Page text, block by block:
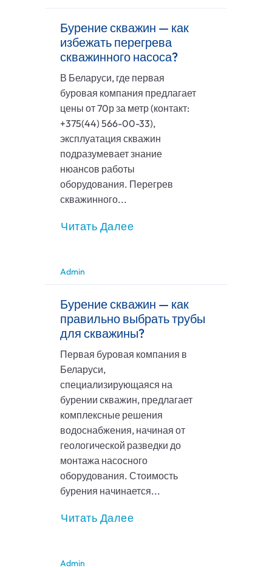
Бурение скважин — как
избежать перегрева
скважинного насоса?
В Беларуси, где первая
буровая компания предлагает
цены от 70р за метр (контакт:
+375(44) 566-00-33),
эксплуатация скважин
подразумевает знание
нюансов работы
оборудования. Перегрев
скважинного...
Читать Далее
Admin
Бурение скважин — как
правильно выбрать трубы
для скважины?
Первая буровая компания в
Беларуси,
специализирующаяся на
бурении скважин, предлагает
комплексные решения
водоснабжения, начиная от
геологической разведки до
монтажа насосного
оборудования. Стоимость
бурения начинается...
Читать Далее
Admin